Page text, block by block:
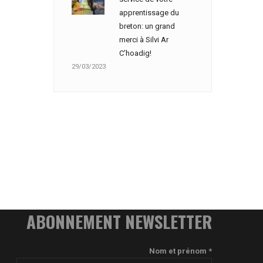
apprentissage du
breton: un grand
merci à Silvi Ar
C’hoadig!
29/03/2023
ABONNEMENT NEWSLETTER
Nom et prénom *